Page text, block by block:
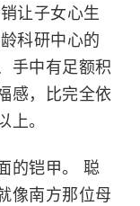
让子女心生
科研中心的
手中有足额积
感，比完全依
上。
的铠甲。 聪
像南方那位母